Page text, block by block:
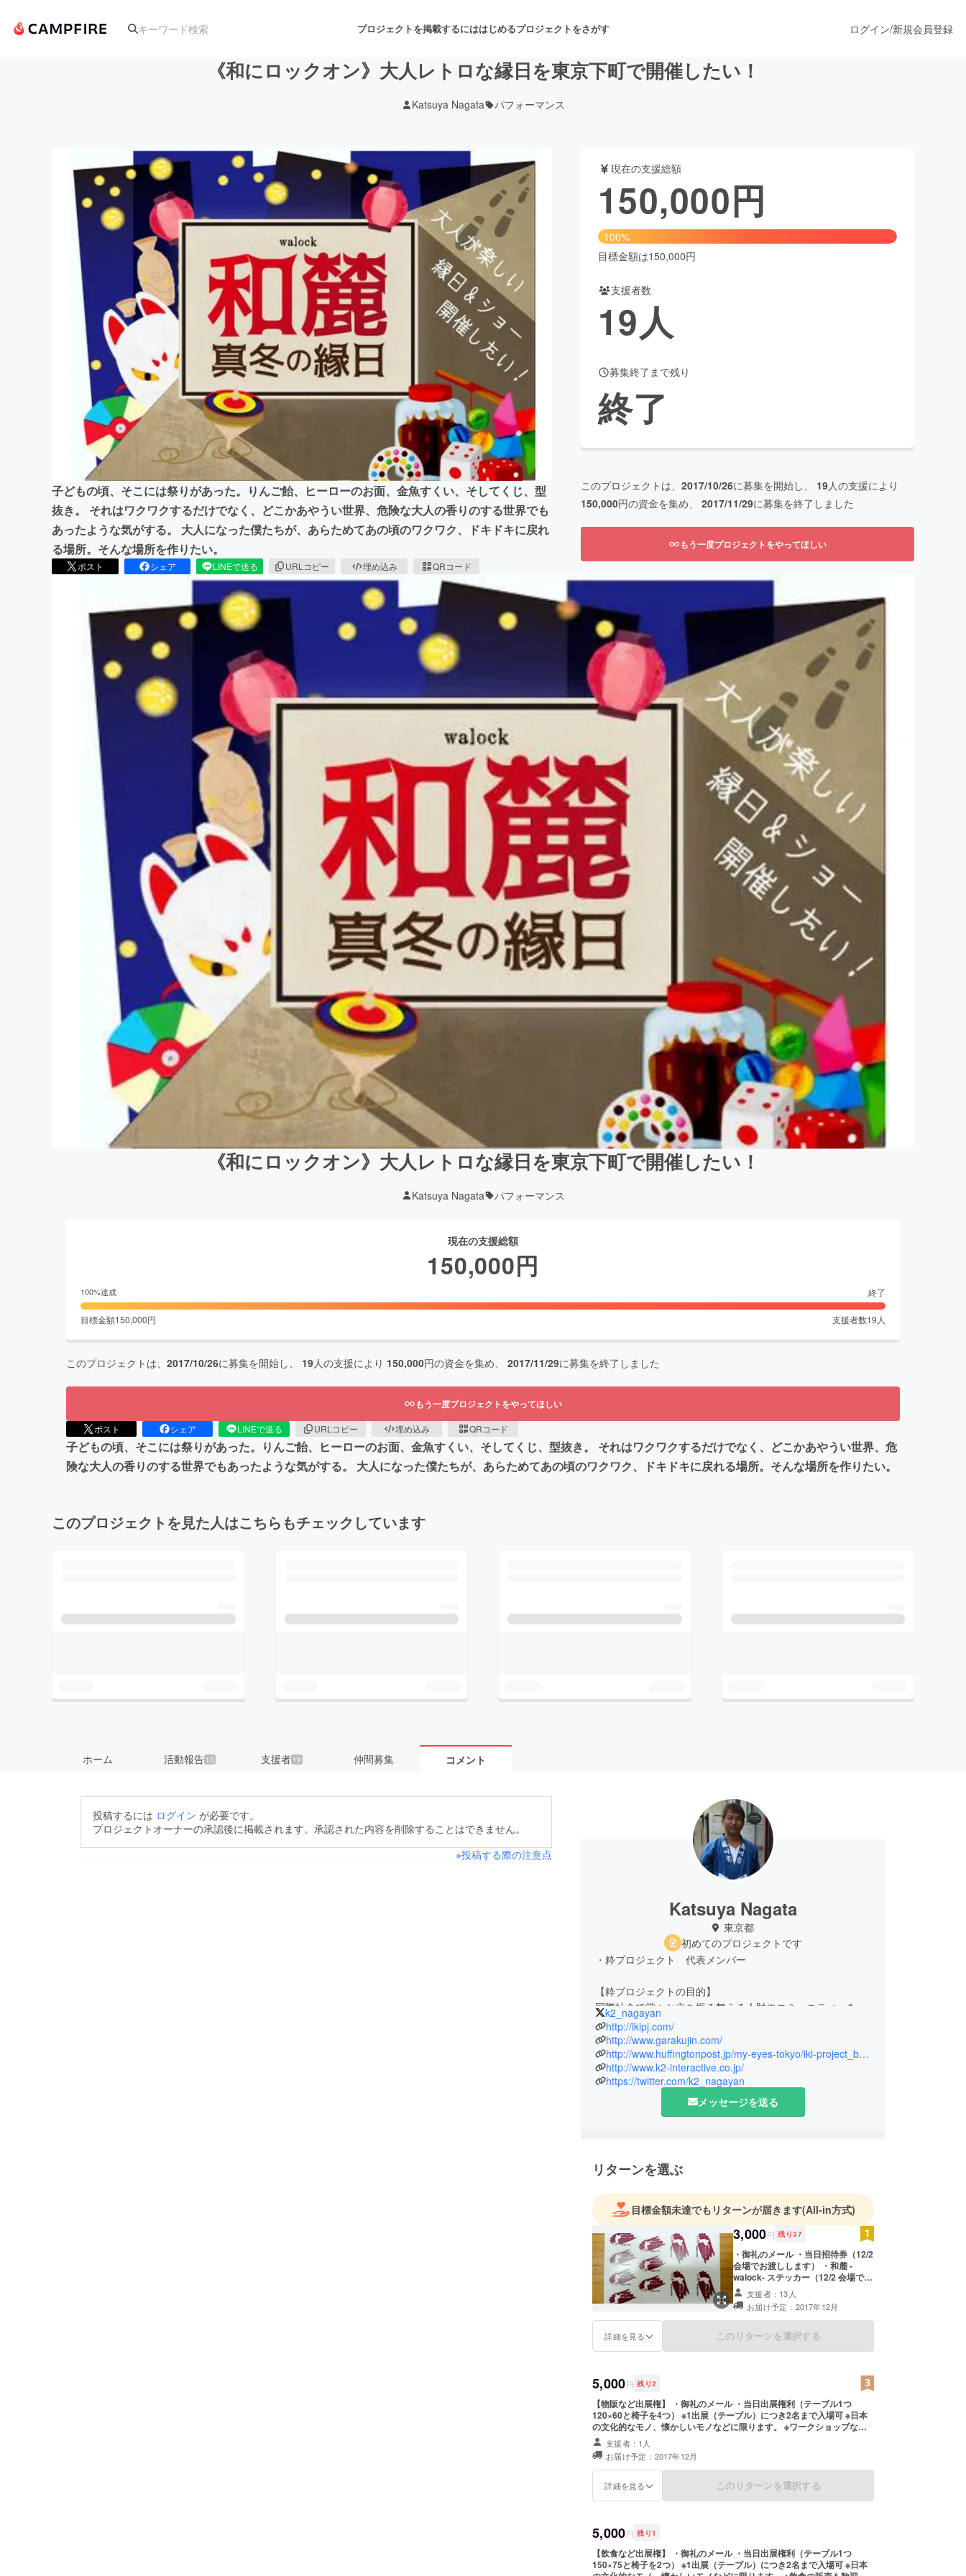
プロジェクトを掲載するにははじめるプロジェクトをさがす
アート・写真 音楽 舞台・パフォーマンス
テクノロジー・ガジェット ゲーム・サービス開発 ファッション
映像・映画 書籍・雑誌出版
ビジネス・起業 チャレンジ ビューティー・ヘルスケア
まちづくり・地域活性化
CAMPFIRE for Social Good
CAMPFIRE Creation
CAMPFIREふるさと納税machi-ya
ログイン/新規会員登録
《和にロックオン》大人レトロな縁日を東京下町で開催したい！
Katsuya Nagata パフォーマンス
子どもの頃、そこには祭りがあった。りんご飴、ヒーローのお面、金魚すくい、そしてくじ、型
抜き。 それはワクワクするだけでなく、どこかあやうい世界、危険な大人の香りのする世界でも
あったような気がする。 大人になった僕たちが、あらためてあの頃のワクワク、ドキドキに戻れ
る場所。そんな場所を作りたい。
ポスト シェア LINEで送る URLコピー 埋め込み QRコード
現在の支援総額
150,000円
100%
目標金額は150,000円
支援者数
19人
募集終了まで残り
終了
このプロジェクトは、 2017/10/26に募集を開始し、 19人の支援により
150,000円の資金を集め、 2017/11/29に募集を終了しました
もう一度プロジェクトをやってほしい
《和にロックオン》大人レトロな縁日を東京下町で開催したい！
Katsuya Nagata パフォーマンス
現在の支援総額
150,000円
100%達成 終了
目標金額150,000円 支援者数19 人
このプロジェクトは、 2017/10/26に募集を開始し、 19人の支援により 150,000円の資金を集め、 2017/11/29に募集を終了しました
もう一度プロジェクトをやってほしい
ポスト シェア LINEで送る URLコピー 埋め込み QRコード
子どもの頃、そこには祭りがあった。りんご飴、ヒーローのお面、金魚すくい、そしてくじ、型抜き。 それはワクワクするだけでなく、どこかあやうい世界、危
険な大人の香りのする世界でもあったような気がする。 大人になった僕たちが、あらためてあの頃のワクワク、ドキドキに戻れる場所。そんな場所を作りたい。
このプロジェクトを見た人はこちらもチェックしています
ホーム 活動報告 13 支援者 19 仲間募集 コメント
投稿するには ログイン が必要です。
プロジェクトオーナーの承認後に掲載されます。承認された内容を削除することはできません。
※投稿する際の注意点
Katsuya Nagata
東京都
初めてのプロジェクトです
・粋プロジェクト 代表メンバー
【粋プロジェクトの目的】
国際社会で堂々と立ち振る舞える人財のコミュニティーを創
造することを目的に、2014年5月に立ち上げたプロジェクト
です。
【私たちが考えた課題】
日本人の多くは国際交流の場で消極的になってしまいます。
コミュニケーションに自信が持てず、グローバルやインバウ
ンドで活躍したいと思っても二の足を踏んでいるのが現状で
なかったり、その事で他文化の方とExchange（交換）出来
る物（事）が少ないからではないか？と考えました。
【Identity * Communication = Innovation】
自身のルーツの素晴らしさを体験を通して学び、自信を持つ
事で国際交流の場でも積極的コミュニケーションが取れるよ
うになり、堂々と立ち振る舞える人が増えていくのではない
か？それこそが日本人にとってのイノベーションではない
か？と考え、本プロジェクトを立ち上げるに至りました。
k2_nagayan
http://ikipj.com/
http://www.garakujin.com/
http://www.huffingtonpost.jp/my-eyes-tokyo/iki-project_b_6361096.html
http://www.k2-interactive.co.jp/
https://twitter.com/k2_nagayan
メッセージを送る
リターンを選ぶ
目標金額未達でもリターンが届きます(All-in方式)
3,000円 残り37
・御礼のメール ・当日招待券（12/2
会場でお渡しします） ・和麓 -
walock- ステッカー（12/2 会場で1
シート差し上げます） ※ステッカー
はイベント当日の引き換えとさせて
いただきます。 ・socialbar -HAC-
無料招待券 ※socilabar は歴史・藝
術・文化がテーマのプレゼン交流会
支援者：13人
お届け予定：2017年12月
詳細を見る このリターンを選択する
5,000円 残り2
【物販など出展権】 ・御礼のメール ・当日出展権利（テーブル1つ
120×60と椅子を4つ） ※1出展（テーブル）につき2名まで入場可 ※日本
の文化的なモノ、懐かしいモノなどに限ります。 ※ワークショップなど
も歓迎です。
支援者：1人
お届け予定：2017年12月
詳細を見る このリターンを選択する
5,000円 残り1
【飲食など出展権】 ・御礼のメール ・当日出展権利（テーブル1つ
150×75と椅子を2つ） ※1出展（テーブル）につき2名まで入場可 ※日本